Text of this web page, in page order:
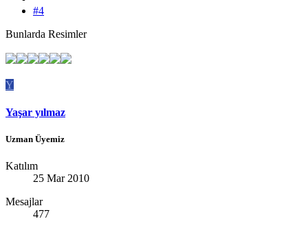
#4
Bunlarda Resimler
Y
Yaşar yılmaz
Uzman Üyemiz
Katılım
25 Mar 2010
Mesajlar
477